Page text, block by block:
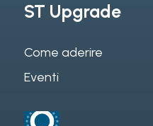
ST Upgrade
Come aderire
Eventi